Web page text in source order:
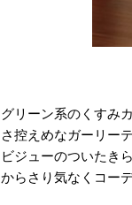
グリーン系のくすみ
さ控えめなガーリー
ビジューのついたき
からさり気なくコー